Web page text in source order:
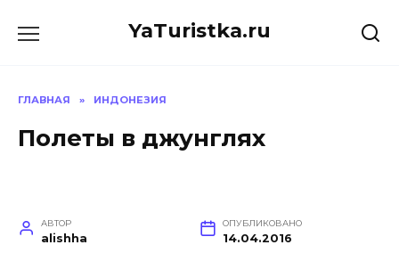
YaTuristka.ru
ГЛАВНАЯ » ИНДОНЕЗИЯ
Полеты в джунглях
АВТОР
alishha
ОПУБЛИКОВАНО
14.04.2016